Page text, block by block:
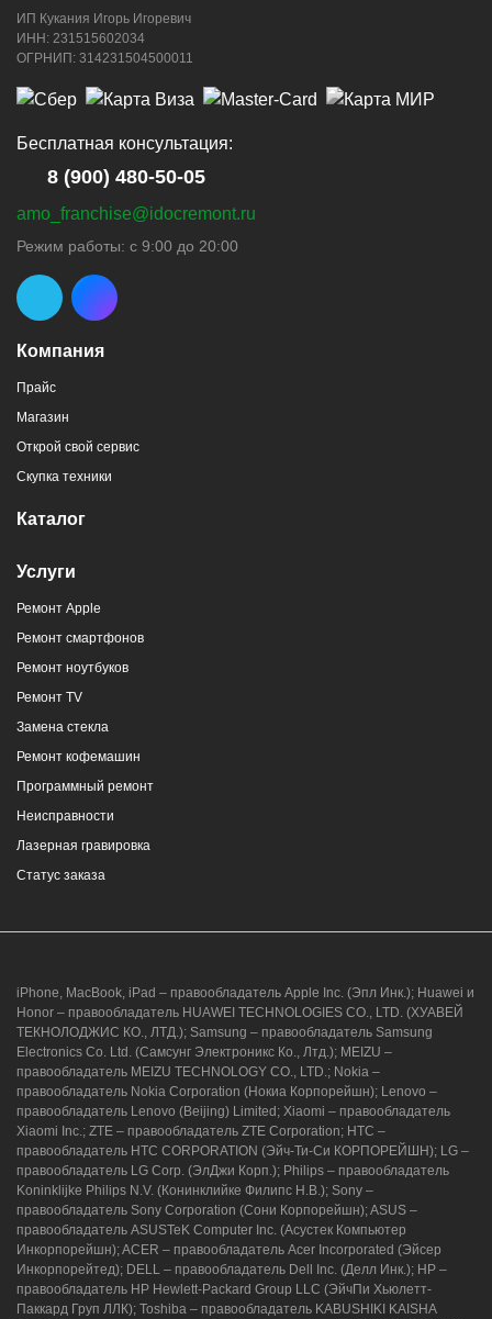
ИП Кукания Игорь Игоревич
ИНН: 231515602034
ОГРНИП: 314231504500011
Компания
Прайс
Магазин
Открой свой сервис
Скупка техники
Каталог
Услуги
Ремонт Apple
Ремонт смартфонов
Ремонт ноутбуков
Ремонт TV
Замена стекла
Ремонт кофемашин
Программный ремонт
Неисправности
Лазерная гравировка
Статус заказа
Бесплатная консультация:
8 (900) 480-50-05
amo_franchise@idocremont.ru
Режим работы: с 9:00 до 20:00
iPhone, MacBook, iPad – правообладатель Apple Inc. (Эпл Инк.); Huawei и
Honor – правообладатель HUAWEI TECHNOLOGIES CO., LTD. (ХУАВЕЙ
ТЕКНОЛОДЖИС КО., ЛТД.); Samsung – правообладатель Samsung
Electronics Co. Ltd. (Самсунг Электроникс Ко., Лтд.); MEIZU –
правообладатель MEIZU TECHNOLOGY CO., LTD.; Nokia –
правообладатель Nokia Corporation (Нокиа Корпорейшн); Lenovo –
правообладатель Lenovo (Beijing) Limited; Xiaomi – правообладатель
Xiaomi Inc.; ZTE – правообладатель ZTE Corporation; HTC –
правообладатель HTC CORPORATION (Эйч-Ти-Си КОРПОРЕЙШН); LG –
правообладатель LG Corp. (ЭлДжи Корп.); Philips – правообладатель
Koninklijke Philips N.V. (Конинклийке Филипс Н.В.); Sony –
правообладатель Sony Corporation (Сони Корпорейшн); ASUS –
правообладатель ASUSTeK Computer Inc. (Асустек Компьютер
Инкорпорейшн); ACER – правообладатель Acer Incorporated (Эйсер
Инкорпорейтед); DELL – правообладатель Dell Inc. (Делл Инк.); HP –
правообладатель HP Hewlett-Packard Group LLC (ЭйчПи Хьюлетт-
Паккард Груп ЛЛК); Toshiba – правообладатель KABUSHIKI KAISHA